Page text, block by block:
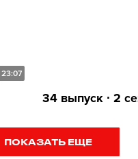
23:07
34 выпуск ∙ 2
ПОКАЗАТЬ ЕЩЕ